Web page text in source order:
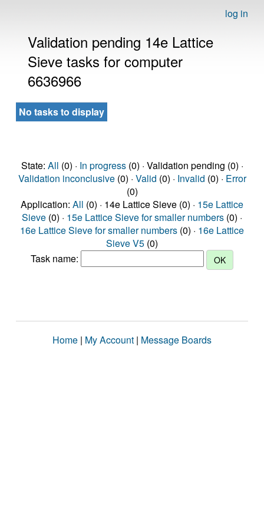
log in
Validation pending 14e Lattice
Sieve tasks for computer
6636966
No tasks to display
State: All (0) · In progress(0) · Validation pending (0) ·
Validation inconclusive(0) · Valid (0) · Invalid (0) · Error
(0)
Application: All (0) · 14e Lattice Sieve (0) · 15e Lattice
Sieve (0) · 15e Lattice Sieve for smaller numbers (0) ·
16e Lattice Sieve for smaller numbers (0) · 16e Lattice
Sieve V5 (0)
Task name:
Home | My Account | Message Boards